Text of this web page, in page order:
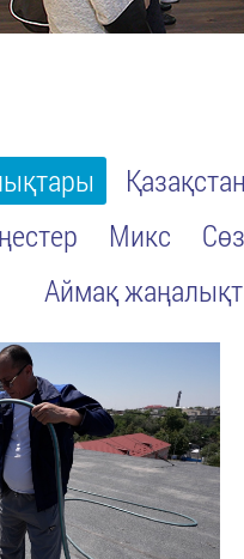
Микс
Аймақ